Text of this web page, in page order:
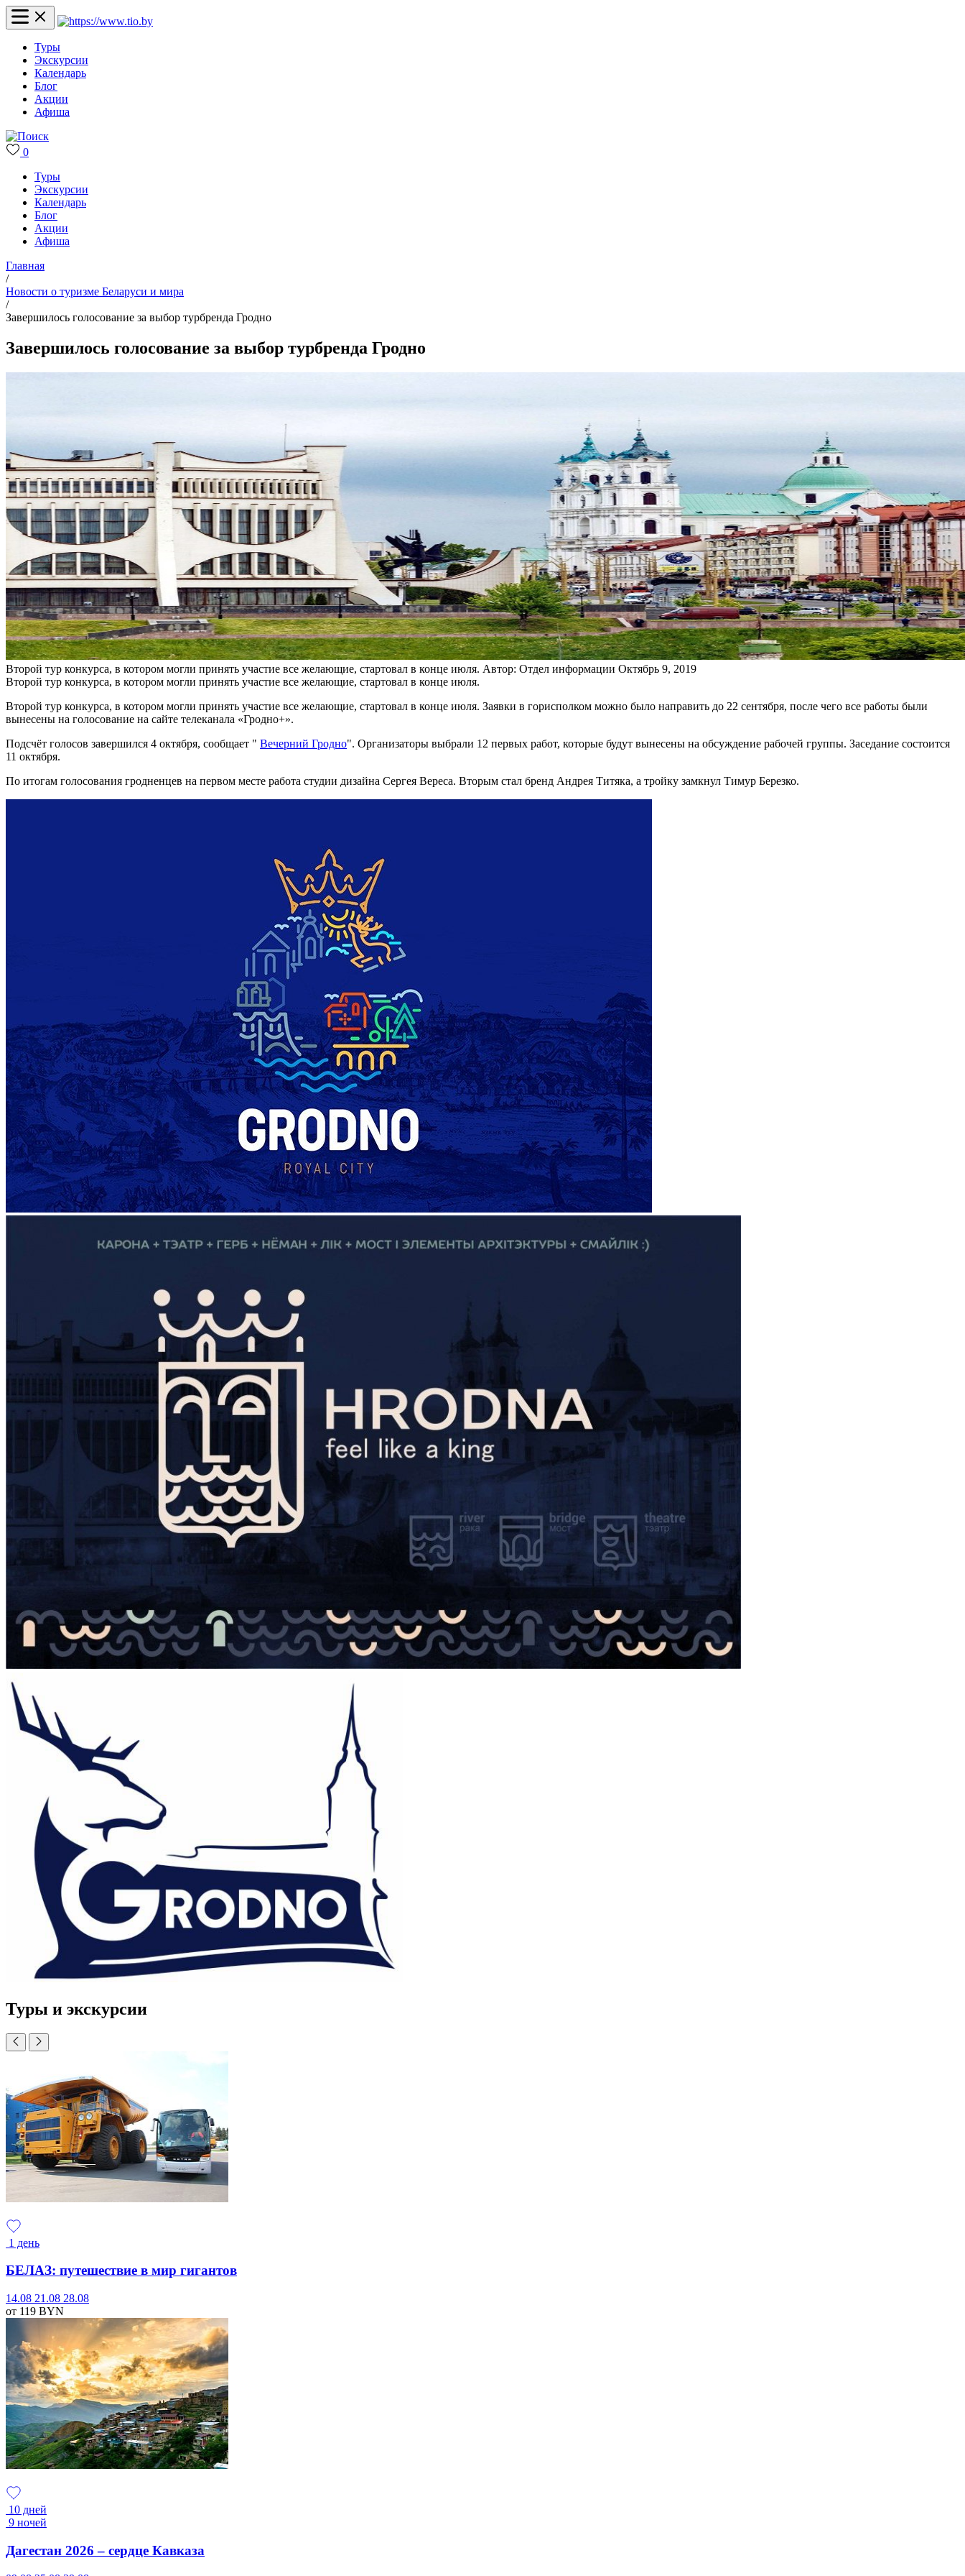
Туры
Экскурсии
Календарь
Блог
Акции
Афиша
0
Туры
Экскурсии
Календарь
Блог
Акции
Афиша
Главная
/
Новости о туризме Беларуси и мира
/
Завершилось голосование за выбор турбренда Гродно
Завершилось голосование за выбор турбренда Гродно
Второй тур конкурса, в котором могли принять участие все желающие, стартовал в конце июля. Автор: Отдел информации Октябрь 9, 2019
Второй тур конкурса, в котором могли принять участие все желающие, стартовал в конце июля.
Второй тур конкурса, в котором могли принять участие все желающие, стартовал в конце июля. Заявки в горисполком можно было направить до 22 сентября, после чего все работы были
вынесены на голосование на сайте телеканала «Гродно+».
Подсчёт голосов завершился 4 октября, сообщает " Вечерний Гродно". Организаторы выбрали 12 первых работ, которые будут вынесены на обсуждение рабочей группы. Заседание состоится
11 октября.
По итогам голосования гродненцев на первом месте работа студии дизайна Сергея Вереса. Вторым стал бренд Андрея Титяка, а тройку замкнул Тимур Березко.
Туры и экскурсии
1 день
БЕЛАЗ: путешествие в мир гигантов
14.08 21.08 28.08
от 119 BYN
10 дней
9 ночей
Дагестан 2026 – сердце Кавказа